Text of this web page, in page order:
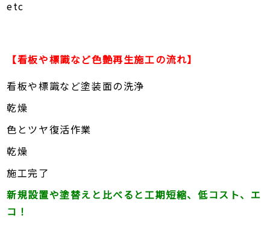
etc
【看板や標識など色艶再生施工の流れ】
看板や標識など塗装面の洗浄
乾燥
色とツヤ復活作業
乾燥
施工完了
新規設置や塗替えと比べると工期短縮、低コスト、エ
コ！